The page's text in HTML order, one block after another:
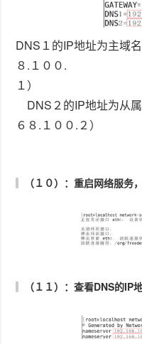
（１１）：查看DNS的IP地
１和１９２.１６８.１０
做到这一步，先不要
器，如果不成功，则检查